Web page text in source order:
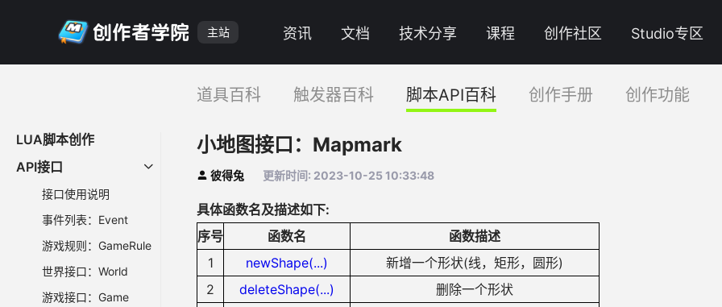
主站 资讯 文档 技术分享 课程 创作社区 Studio专区
LUA脚本创作
API接口
接口使用说明
事件列表：Event
游戏规则：GameRule
世界接口：World
游戏接口：Game
道具百科 触发器百科 脚本API百科 创作手册 创作功能
小地图接口：Mapmark
彼得兔 更新时间: 2023-10-25 10:33:48
具体函数名及描述如下:
序号
函数名
函数描述
1
newShape(...)
新增一个形状(线，矩形，圆形)
2
deleteShape(...)
删除一个形状